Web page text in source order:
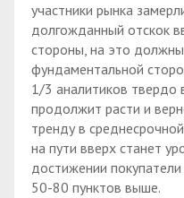
участники рынка
долгожданный отскок
стороны, на это
фундаментальной
1/3 аналитиков твердо
продолжит расти и
тренду в
на пути вверх станет
достижении
50-80 пунктов выше.